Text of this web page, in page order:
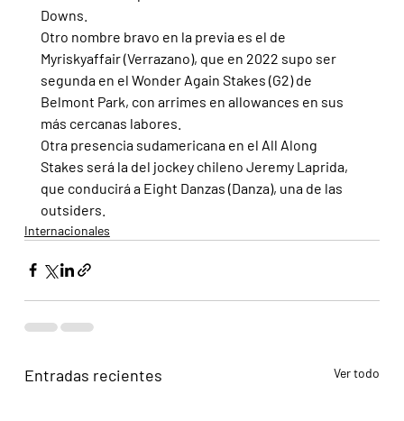
Downs.
Otro nombre bravo en la previa es el de
Myriskyaffair (Verrazano), que en 2022 supo ser
segunda en el Wonder Again Stakes (G2) de
Belmont Park, con arrimes en allowances en sus
más cercanas labores.
Otra presencia sudamericana en el All Along
Stakes será la del jockey chileno Jeremy Laprida,
que conducirá a Eight Danzas (Danza), una de las
outsiders.
Internacionales
Entradas recientes Ver todo